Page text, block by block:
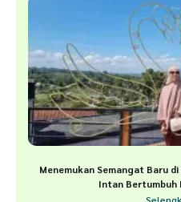
Menemukan Semangat Baru
Intan Bertumbuh